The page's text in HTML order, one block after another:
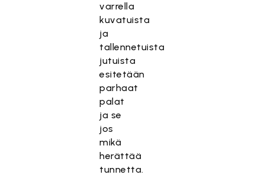
varrella
kuvatuista
ja
tallennetuista
jutuista
esitetään
parhaat
palat
ja se
jos
mikä
herättää
tunnetta.